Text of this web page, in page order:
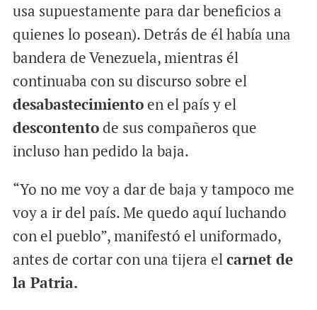
usa supuestamente para dar beneficios a
quienes lo posean). Detrás de él había una
bandera de Venezuela, mientras él
continuaba con su discurso sobre el
desabastecimientoen el país y el
descontentode sus compañeros que
incluso han pedido la baja.
“Yo no me voy a dar de baja y tampoco me
voy a ir del país. Me quedo aquí luchando
con el pueblo”, manifestó el uniformado,
antes de cortar con una tijera elcarnet de
la Patria.